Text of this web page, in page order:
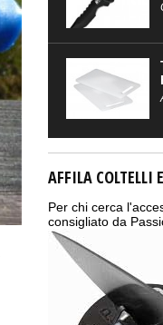
AFFILA COLTELLI
Per chi cerca
consigliato da